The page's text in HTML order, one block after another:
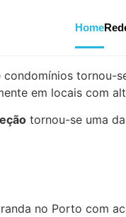
Home
de
tornou-
em locais com
tornou-se uma